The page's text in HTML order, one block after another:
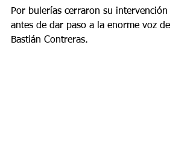
Por bulerías cerraron su intervención
antes de dar paso a la enorme voz de
Bastián Contreras.